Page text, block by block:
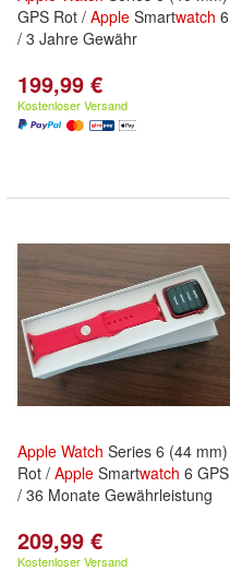
GPS Rot / Apple Smartwatch 6
/ 3 Jahre Gewähr
199,99 €
Kostenloser Versand
Apple Watch Series 6 (44 mm)
Rot / Apple Smartwatch 6 GPS
/ 36 Monate Gewährleistung
209,99 €
Kostenloser Versand